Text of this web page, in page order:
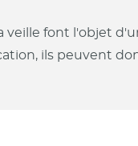
veille font l'objet
ils peuvent